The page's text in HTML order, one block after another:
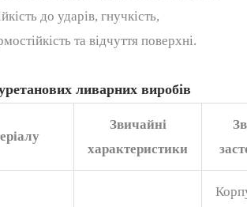
до ударів, гнучкість,
та відчуття поверхні.
ливарних виробів
Звичайні
характеристики